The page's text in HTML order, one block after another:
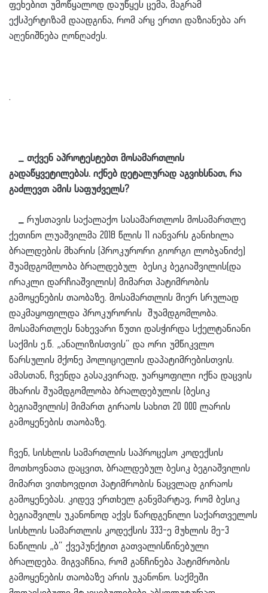
ფეხებით უმოწყალოდ დაუწყეს ცემა, მაგრამ
ექსპერტიზამ დაადგინა, რომ არც ერთი დაზიანება არ
აღენიშნება ღონღაძეს.
.
_ თქვენ აპროტესტებთ მოსამართლის
გადაწყვეტილებას. იქნებ დეტალურად აგვიხსნათ, რა
გაძლევთ ამის საფუძველს?
_ რუსთავის საქალაქო სასამართლოს მოსამართლე
ქეთინო ლუაშვილმა 2018 წლის 11 იანვარს განიხილა
ბრალდების მხარის (პროკურორი გიორგი ლობჯანიძე)
შუამდგომლობა ბრალდებულ ბესიკ ბეგიაშვილის(და
ირაკლი დარჩიაშვილის) მიმართ პატიმრობის
გამოყენების თაობაზე. მოსამართლის მიერ სრულად
დაკმაყოფილდა პროკურორის შუამდგომლობა.
მოსამართლეს ნახევარი წუთი დასჭირდა სქელტანიანი
საქმის ე.წ. „ანალიზისთვის“ და ორი უმწიკვლო
წარსულის მქონე პოლიციელის დაპატიმრებისთვის.
ამასთან, ჩვენდა გასაკვირად, უარყოფილი იქნა დაცვის
მხარის შუამდგომლობა ბრალდებულის (ბესიკ
ბეგიაშვილის) მიმართ გირაოს სახით 20 000 ლარის
გამოყენების თაობაზე.
ჩვენ, სისხლის სამართლის საპროცესო კოდექსის
მოთხოვნათა დაცვით, ბრალდებულ ბესიკ ბეგიაშვილის
მიმართ ვითხოვდით პატიმრობის ნაცვლად გირაოს
გამოყენებას. კიდევ ერთხელ განვმარტავ, რომ ბესიკ
ბეგიაშვილს უკანონოდ აქვს წარდგენილი საქართველოს
სისხლის სამართლის კოდექსის 333-ე მუხლის მე-3
ნაწილის „ბ“ ქვეპუნქტით გათვალისწინებული
ბრალდება. მიგვაჩნია, რომ განჩინება პატიმრობის
გამოყენების თაობაზე არის უკანონო. საქმეში